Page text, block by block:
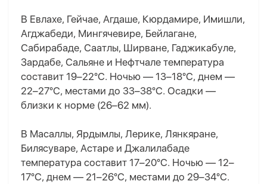
В Евлахе, Гейчае, Агдаше, Кюрдамире, Имишли,
Агджабеди, Мингячевире, Бейлагане,
Сабирабаде, Саатлы, Ширване, Гаджикабуле,
Зардабе, Сальяне и Нефтчале температура
составит 19–22°C. Ночью — 13–18°C, днем —
22–27°C, местами до 33–38°C. Осадки —
близки к норме (26–62 мм).
В Масаллы, Ярдымлы, Лерике, Лянкяране,
Билясуваре, Астаре и Джалилабаде
температура составит 17–20°C. Ночью — 12–
17°C, днем — 21–26°C, местами до 29–34°C.